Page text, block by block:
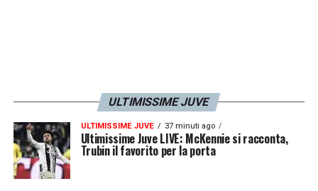
ULTIMISSIME JUVE
ULTIMISSIME JUVE 37 minuti ago
Ultimissime Juve LIVE: McKennie si racconta,
Trubin il favorito per la porta